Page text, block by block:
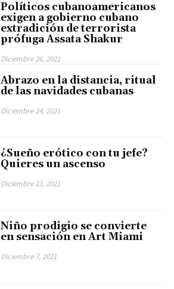
Políticos cubanoamericanos
exigen a gobierno cubano
extradición de terrorista
prófuga Assata Shakur
Diciembre 26, 2021
Abrazo en la distancia, ritual
de las navidades cubanas
Diciembre 24, 2021
¿Sueño erótico con tu jefe?
Quieres un ascenso
Diciembre 21, 2021
Niño prodigio se convierte
en sensación en Art Miami
Diciembre 7, 2021